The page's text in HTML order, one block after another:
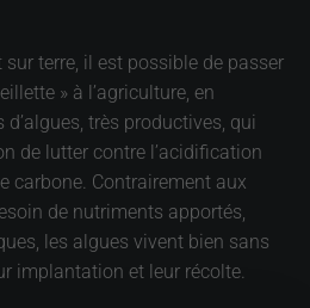
terre, il est possible de passer
» à l’agriculture, en
d’algues, très productives, qui
de lutter contre l’acidification
carbone. Contrairement aux
de nutriments apportés,
les algues vivent bien sans
implantation et leur récolte.